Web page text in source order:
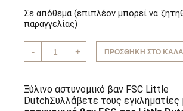
Σε απόθεμα (επιπλέον μπορεί να
παραγγελίας)
-
Ξύλινο
αστυνομικό
βαν
Dutch
ποσότητα
+ ΠΡΟΣΘΉΚΗ ΣΤΟ
Ξύλινο αστυνομικό βαν FSC Little
DutchΣυλλάβετε τους εγκληματίες